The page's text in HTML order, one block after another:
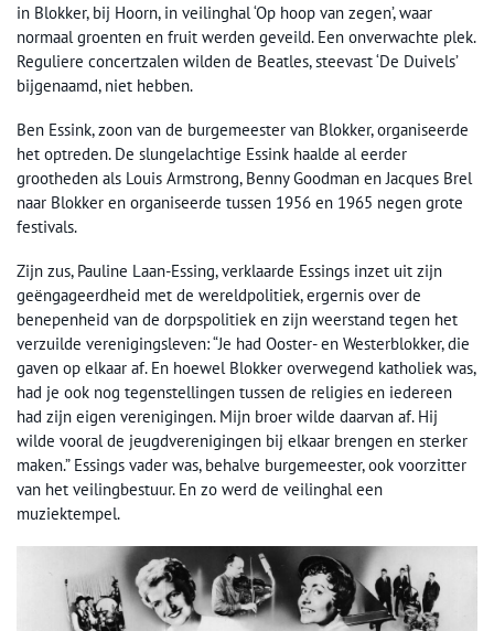
in Blokker, bij Hoorn, in veilinghal ‘Op hoop van zegen’, waar
normaal groenten en fruit werden geveild. Een onverwachte plek.
Reguliere concertzalen wilden de Beatles, steevast ‘De Duivels’
bijgenaamd, niet hebben.
Ben Essink, zoon van de burgemeester van Blokker, organiseerde
het optreden. De slungelachtige Essink haalde al eerder
grootheden als Louis Armstrong, Benny Goodman en Jacques Brel
naar Blokker en organiseerde tussen 1956 en 1965 negen grote
festivals.
Zijn zus, Pauline Laan-Essing, verklaarde Essings inzet uit zijn
geëngageerdheid met de wereldpolitiek, ergernis over de
benepenheid van de dorpspolitiek en zijn weerstand tegen het
verzuilde verenigingsleven: “Je had Ooster- en Westerblokker, die
gaven op elkaar af. En hoewel Blokker overwegend katholiek was,
had je ook nog tegenstellingen tussen de religies en iedereen
had zijn eigen verenigingen. Mijn broer wilde daarvan af. Hij
wilde vooral de jeugdverenigingen bij elkaar brengen en sterker
maken.” Essings vader was, behalve burgemeester, ook voorzitter
van het veilingbestuur. En zo werd de veilinghal een
muziektempel.